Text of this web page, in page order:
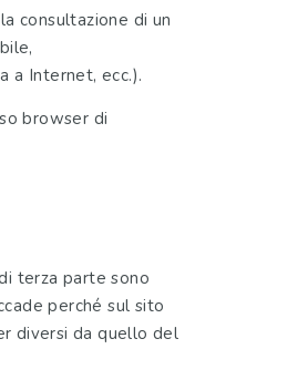
consultazione di un
a Internet, ecc.).
browser di
terza parte sono
perché sul sito
diversi da quello del